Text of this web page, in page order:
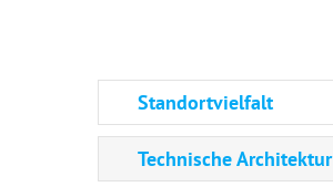
Standortvielfalt
Technische Architektur